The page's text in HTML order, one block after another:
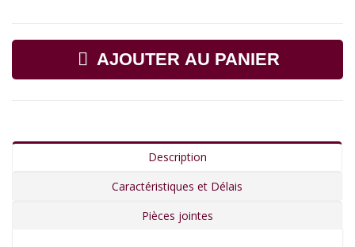
AJOUTER AU PANIER
Description
Caractéristiques et Délais
Pièces jointes